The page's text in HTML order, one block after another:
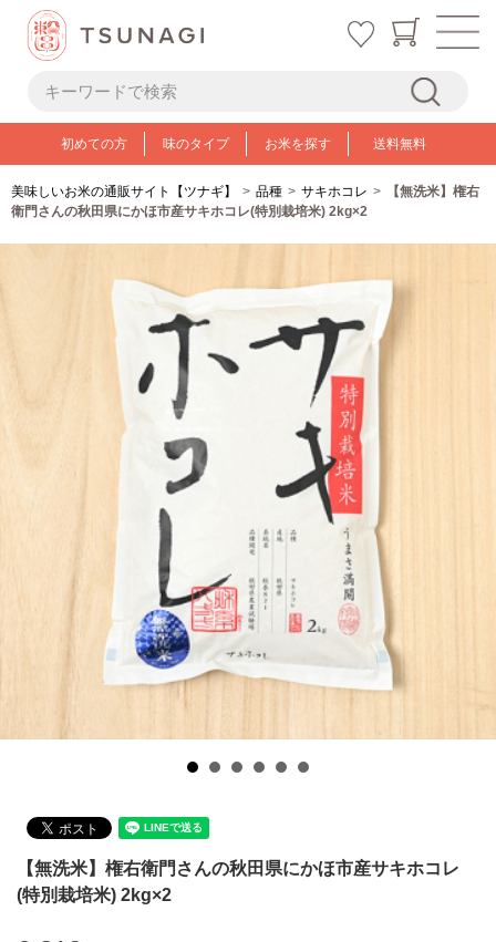
初めての方 味のタイプ お米を探す 送料無料
美味しいお米の通販サイト【ツナギ】 品種 サキホコレ
【無洗米】権右
衛門さんの秋田県にかほ市産サキホコレ(特別栽培米) 2kg×2
【無洗米】権右衛門さんの秋田県にかほ市産サキホコレ
(特別栽培米) 2kg×2